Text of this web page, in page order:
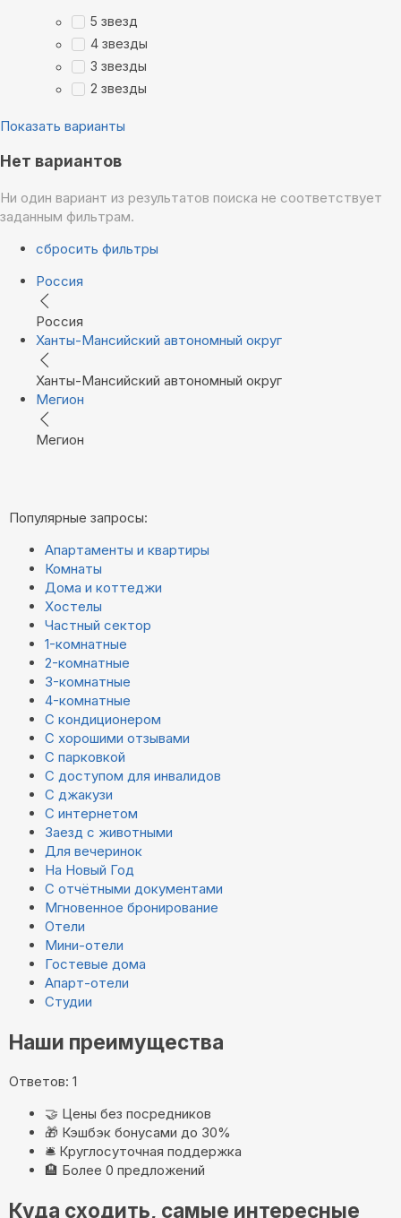
5 звезд
4 звезды
3 звезды
2 звезды
Показать варианты
Нет вариантов
Ни один вариант из результатов поиска не соответствует
заданным фильтрам.
сбросить фильтры
Россия
Россия
Ханты-Мансийский автономный округ
Ханты-Мансийский автономный округ
Мегион
Мегион
Популярные запросы:
Апартаменты и квартиры
Комнаты
Дома и коттеджи
Хостелы
Частный сектор
1-комнатные
2-комнатные
3-комнатные
4-комнатные
С кондиционером
С хорошими отзывами
С парковкой
С доступом для инвалидов
С джакузи
С интернетом
Заезд с животными
Для вечеринок
На Новый Год
С отчётными документами
Мгновенное бронирование
Отели
Мини-отели
Гостевые дома
Апарт-отели
Студии
Наши преимущества
Ответов: 1
🤝 Цены без посредников
🎁 Кэшбэк бонусами до 30%
🛎️ Круглосуточная поддержка
🏨 Более 0 предложений
Куда сходить, самые интересные